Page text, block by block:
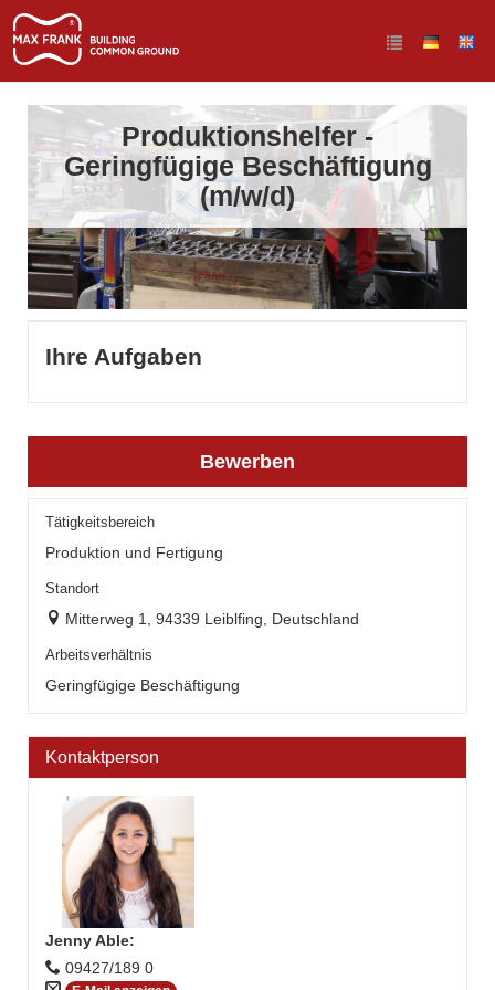
Produktionshelfer -
Geringfügige Beschäftigung
(m/w/d)
Ihre Aufgaben
Bewerben
Tätigkeitsbereich
Produktion und Fertigung
Standort
Mitterweg 1, 94339 Leiblfing, Deutschland
Arbeitsverhältnis
Geringfügige Beschäftigung
Kontaktperson
Jenny Able:
09427/189 0